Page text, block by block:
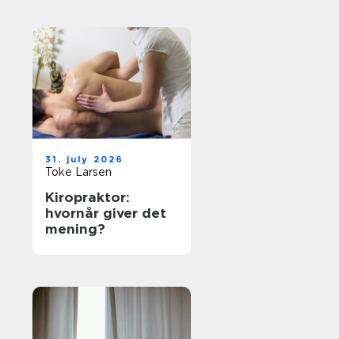
31. july 2026
Toke Larsen
Kiropraktor:
hvornår giver det
mening?